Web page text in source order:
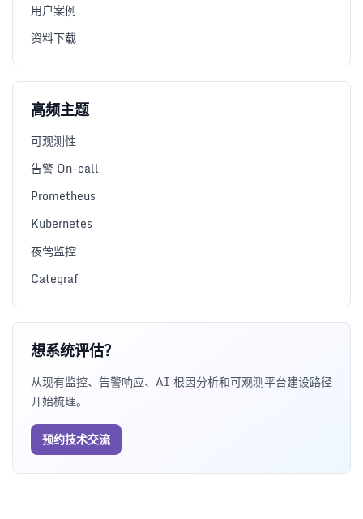
用户案例
资料下载
高频主题
可观测性
告警 On-call
Prometheus
Kubernetes
夜莺监控
Categraf
想系统评估？
从现有监控、告警响应、AI 根因分析和可观测平台建设路径
开始梳理。
预约技术交流